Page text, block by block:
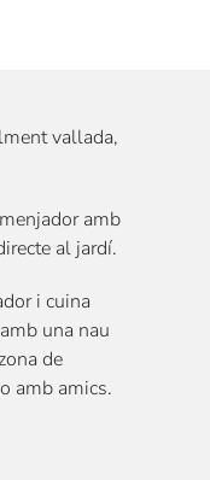
vallada,
amb
al jardí.
i cuina
una nau
de
amb amics.